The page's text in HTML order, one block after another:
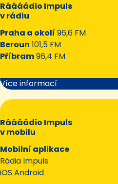
Ráááádio Impuls
v rádiu
Praha a okolí 96,6 FM
Beroun 101,5 FM
Příbram96,4 FM
Více informací
Ráááádio Impuls
v mobilu
Mobilní aplikace
Rádia Impuls
iOS Android